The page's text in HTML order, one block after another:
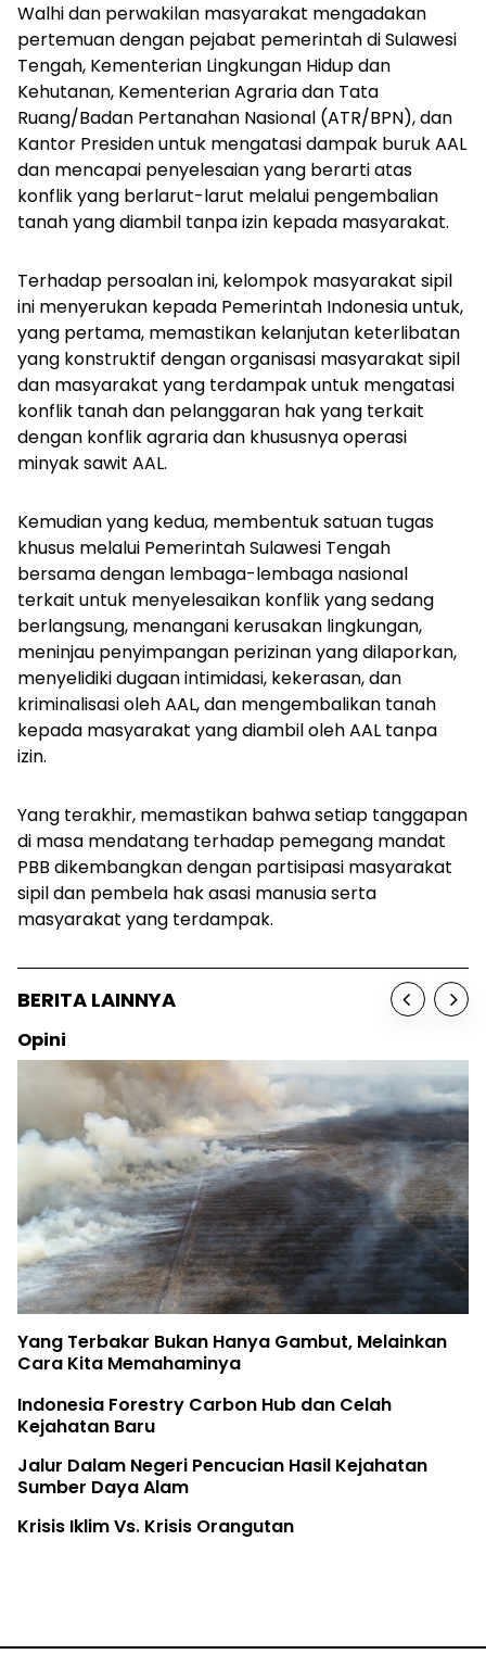
Walhi dan perwakilan masyarakat mengadakan
pertemuan dengan pejabat pemerintah di Sulawesi
Tengah, Kementerian Lingkungan Hidup dan
Kehutanan, Kementerian Agraria dan Tata
Ruang/Badan Pertanahan Nasional (ATR/BPN), dan
Kantor Presiden untuk mengatasi dampak buruk AAL
dan mencapai penyelesaian yang berarti atas
konflik yang berlarut-larut melalui pengembalian
tanah yang diambil tanpa izin kepada masyarakat.
Terhadap persoalan ini, kelompok masyarakat sipil
ini menyerukan kepada Pemerintah Indonesia untuk,
yang pertama, memastikan kelanjutan keterlibatan
yang konstruktif dengan organisasi masyarakat sipil
dan masyarakat yang terdampak untuk mengatasi
konflik tanah dan pelanggaran hak yang terkait
dengan konflik agraria dan khususnya operasi
minyak sawit AAL.
Kemudian yang kedua, membentuk satuan tugas
khusus melalui Pemerintah Sulawesi Tengah
bersama dengan lembaga-lembaga nasional
terkait untuk menyelesaikan konflik yang sedang
berlangsung, menangani kerusakan lingkungan,
meninjau penyimpangan perizinan yang dilaporkan,
menyelidiki dugaan intimidasi, kekerasan, dan
kriminalisasi oleh AAL, dan mengembalikan tanah
kepada masyarakat yang diambil oleh AAL tanpa
izin.
Yang terakhir, memastikan bahwa setiap tanggapan
di masa mendatang terhadap pemegang mandat
PBB dikembangkan dengan partisipasi masyarakat
sipil dan pembela hak asasi manusia serta
masyarakat yang terdampak.
BERITA LAINNYA
Opini
Yang Terbakar Bukan Hanya Gambut, Melainkan
Cara Kita Memahaminya
Indonesia Forestry Carbon Hub dan Celah
Kejahatan Baru
Jalur Dalam Negeri Pencucian Hasil Kejahatan
Sumber Daya Alam
Krisis Iklim Vs. Krisis Orangutan